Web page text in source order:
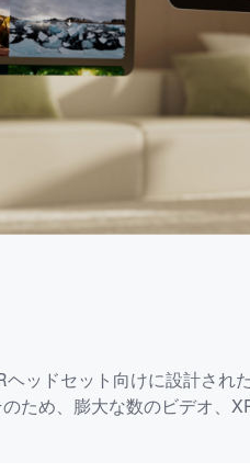
ヘッドセット向けに設計さ
ため、膨大な数のビデオ、